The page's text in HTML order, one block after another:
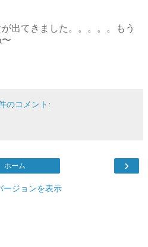
出てきました。。。。。もう
のコメント:
›
ホーム
ージョンを表示